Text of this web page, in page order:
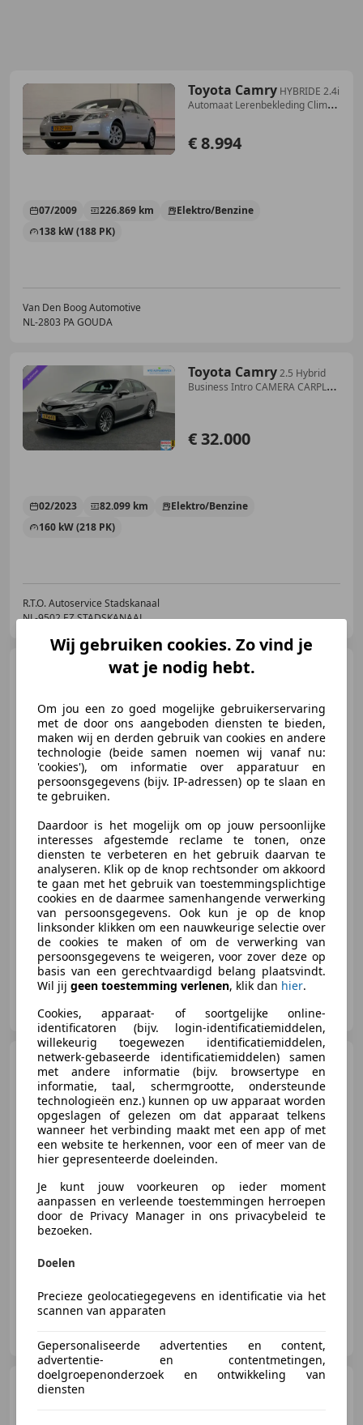
Toyota Camry HYBRIDE 2.4i
Automaat Lerenbekleding Clima
€ 8.994
07/2009 226.869 km
Elektro/Benzine
138 kW (188 PK)
Van Den Boog Automotive
NL-2803 PA GOUDA
Toyota Camry2.5 Hybrid
Business Intro CAMERA CARPLAY
€ 32.000
02/2023 82.099 km
Elektro/Benzine
160 kW (218 PK)
R.T.O. Autoservice Stadskanaal
NL-9502 EZ STADSKANAAL
Toyota Camry
€ 7.499
06/1999 184.157 km Benzine 140 kW (190 PK)
Autobedrijf van de Heg
NL-3785 LE ZWARTEBROEK
Toyota Camry
2.5 Hybrid
Active Camera | Elektrische Stoel
| Ada
€ 27.900
12/2020 51.997 km
Elektro/Benzine
Broekhuis Enschede Peugeot Opel
3.0i V6 GX
Wij gebruiken cookies. Zo vind je
wat je nodig hebt.
Om jou een zo goed mogelijke gebruikerservaring
met de door ons aangeboden diensten te bieden,
maken wij en derden gebruik van cookies en andere
technologie (beide samen noemen wij vanaf nu:
'cookies'), om informatie over apparatuur en
persoonsgegevens (bijv. IP-adressen) op te slaan en
te gebruiken.
Daardoor is het mogelijk om op jouw persoonlijke
interesses afgestemde reclame te tonen, onze
diensten te verbeteren en het gebruik daarvan te
analyseren. Klik op de knop rechtsonder om akkoord
te gaan met het gebruik van toestemmingsplichtige
cookies en de daarmee samenhangende verwerking
van persoonsgegevens. Ook kun je op de knop
linksonder klikken om een nauwkeurige selectie over
de cookies te maken of om de verwerking van
persoonsgegevens te weigeren, voor zover deze op
basis van een gerechtvaardigd belang plaatsvindt.
Wil jij geen toestemming verlenen, klik dan hier.
Cookies, apparaat- of soortgelijke online-
identificatoren (bijv. login-identificatiemiddelen,
willekeurig toegewezen identificatiemiddelen,
netwerk-gebaseerde identificatiemiddelen) samen
met andere informatie (bijv. browsertype en
informatie, taal, schermgrootte, ondersteunde
technologieën enz.) kunnen op uw apparaat worden
opgeslagen of gelezen om dat apparaat telkens
wanneer het verbinding maakt met een app of met
een website te herkennen, voor een of meer van de
hier gepresenteerde doeleinden.
Je kunt jouw voorkeuren op ieder moment
aanpassen en verleende toestemmingen herroepen
door de Privacy Manager in ons privacybeleid te
bezoeken.
Doelen
Precieze geolocatiegegevens en identificatie via het
scannen van apparaten
Gepersonaliseerde advertenties en content,
advertentie- en contentmetingen,
doelgroepenonderzoek en ontwikkeling van
diensten